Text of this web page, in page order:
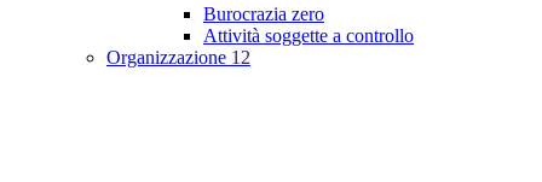
Burocrazia zero
Attività soggette a controllo
Organizzazione 12